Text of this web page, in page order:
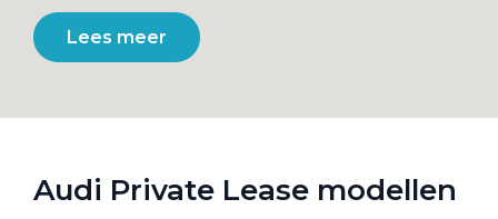
Lees meer
Audi Private Lease modellen